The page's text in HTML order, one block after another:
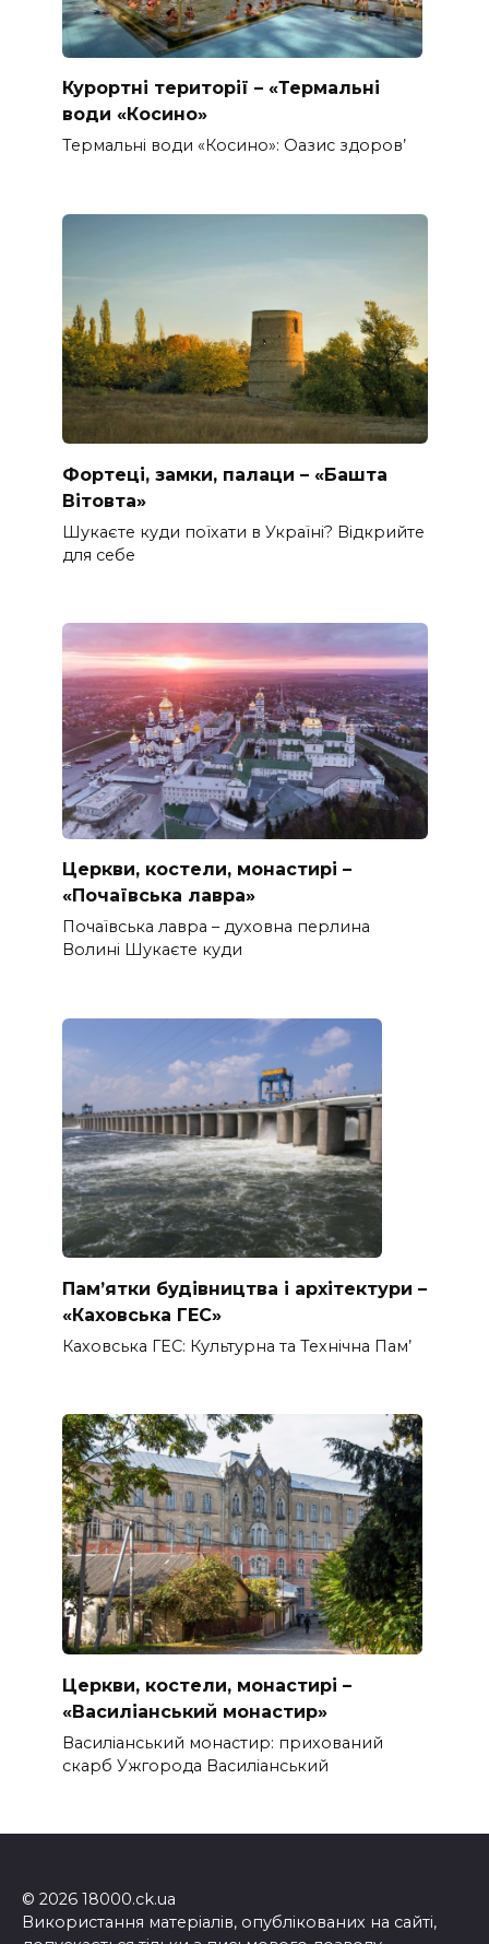
Курортні території – «Термальні
води «Косино»
Термальні води «Косино»: Оазис здоров’
Фортеці, замки, палаци – «Башта
Вітовта»
Шукаєте куди поїхати в Україні? Відкрийте
для себе
Церкви, костели, монастирі –
«Почаївська лавра»
Почаївська лавра – духовна перлина
Волині Шукаєте куди
Пам’ятки будівництва і архітектури –
«Каховська ГЕС»
Каховська ГЕС: Культурна та Технічна Пам’
Церкви, костели, монастирі –
«Василіанський монастир»
Василіанський монастир: прихований
скарб Ужгорода Василіанський
© 2026 18000.ck.ua
Використання матеріалів, опублікованих на сайті,